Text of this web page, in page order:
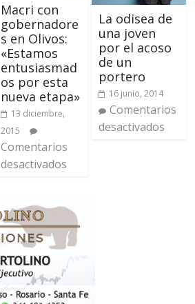
Macri con
gobernadore
s en Olivos:
«Estamos
entusiasmad
os por esta
nueva etapa»
13 diciembre,
2015
Comentarios
desactivados
La odisea de
una joven
por el acoso
de un
portero
16 junio, 2014
Comentarios
desactivados